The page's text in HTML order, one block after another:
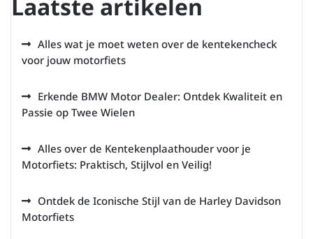
Laatste artikelen
Alles wat je moet weten over de kentekencheck
voor jouw motorfiets
Erkende BMW Motor Dealer: Ontdek Kwaliteit en
Passie op Twee Wielen
Alles over de Kentekenplaathouder voor je
Motorfiets: Praktisch, Stijlvol en Veilig!
Ontdek de Iconische Stijl van de Harley Davidson
Motorfiets